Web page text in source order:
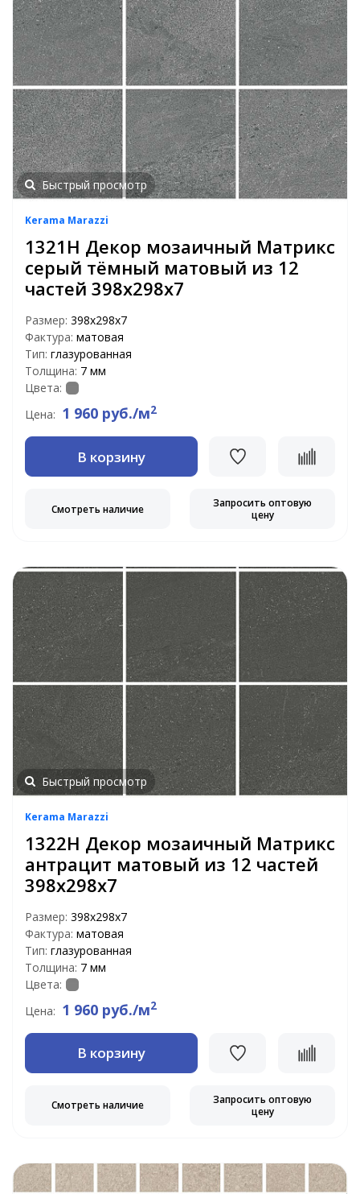
Быстрый просмотр
Kerama Marazzi
1321H Декор мозаичный Матрикс
серый тёмный матовый из 12
частей 398х298х7
Размер: 398х298х7
Фактура: матовая
Тип: глазурованная
Толщина: 7 мм
Цвета:
Цена: 1 960 руб./м2
В корзину
Смотреть наличие
Запросить оптовую
цену
Быстрый просмотр
Kerama Marazzi
1322H Декор мозаичный Матрикс
антрацит матовый из 12 частей
398х298х7
Размер: 398х298х7
Фактура: матовая
Тип: глазурованная
Толщина: 7 мм
Цвета:
Цена: 1 960 руб./м2
В корзину
Смотреть наличие
Запросить оптовую
цену